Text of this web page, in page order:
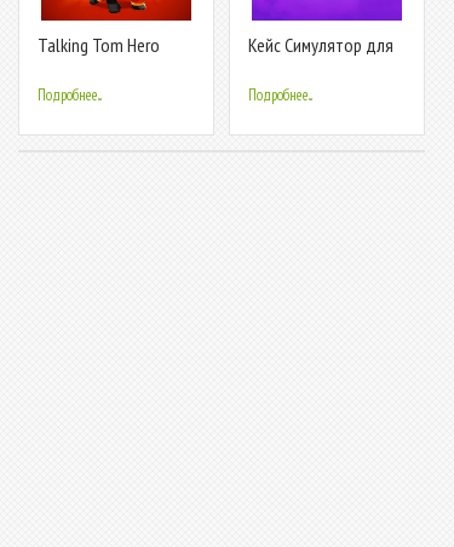
Talking Tom Hero
Подробнее...
Кейс Симулятор для
Подробнее...